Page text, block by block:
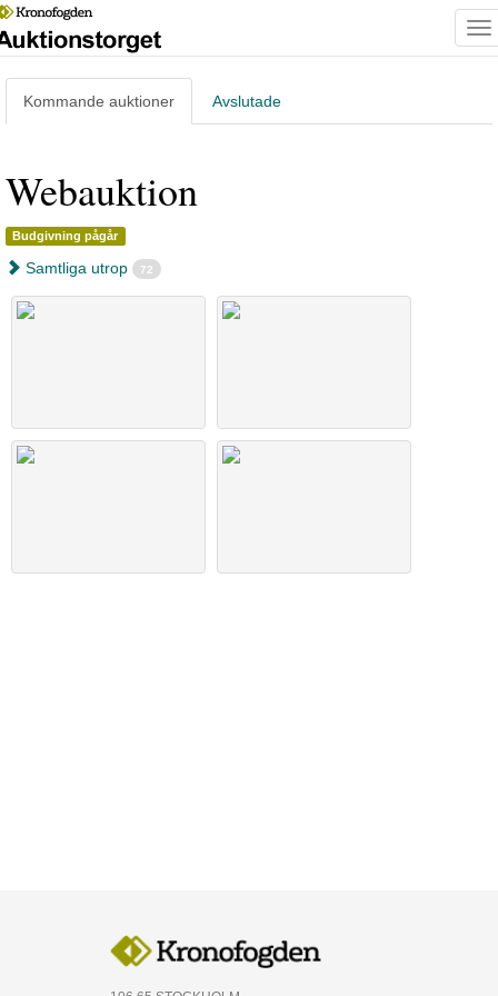
Kommande auktioner Avslutade
Webauktion
Budgivning pågår
Samtliga utrop 72